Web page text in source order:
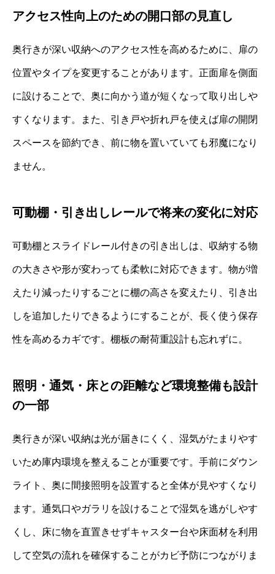
アクセス性向上のための開口部の見直し
奥行きが深い収納へのアクセス性を高めるために、扉の
位置やタイプを変更することがあります。正面扉を側面
に設けることで、奥に向かう道が短くなって取り出しや
すくなります。また、引き戸や折れ戸を使えば扉の開閉
スペースを節約でき、前に物を置いていても邪魔になり
ません。
可動棚・引き出しレールで将来の変化に対応
可動棚とスライドレール付きの引き出しは、収納する物
の大きさや形が変わっても柔軟に対応できます。物が増
えたり減ったりするごとに棚の高さを変えたり、引き出
しを追加したりできるようにすることが、長く使う保存
性を高めるカギです。棚板の耐荷重設計も忘れずに。
照明・通気・床との距離など環境整備も設計
の一部
奥行きが深い収納は光が届きにくく、湿気がたまりやす
いため庫内環境を整えることが重要です。手前にダウン
ライト、奥に間接照明を設置すると全体が見やすくなり
ます。通気口やガラリを設けることで湿気を逃がしやす
くし、床に物を直置きせずキャスター台や床面材を利用
して空気の流れを確保することがカビ予防につながりま